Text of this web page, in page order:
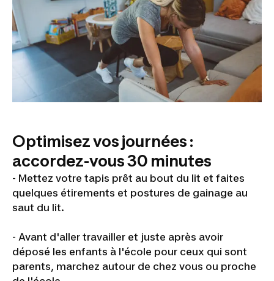
Optimisez vos journées :
accordez-vous 30 minutes
- Mettez votre tapis prêt au bout du lit et faites
quelques étirements et postures de gainage au
saut du lit.
- Avant d'aller travailler et juste après avoir
déposé les enfants à l'école pour ceux qui sont
parents, marchez autour de chez vous ou proche